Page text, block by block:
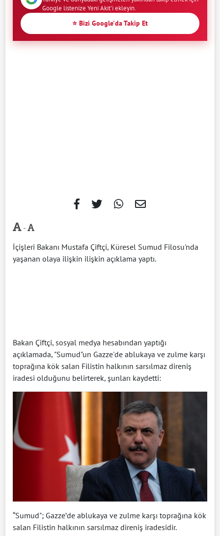
Google listenize Yeni Akit'i ekleyin.
⭐ Bizi Google'da Takip Et
-
İçişleri Bakanı Mustafa Çiftçi, Küresel Sumud Filosu'nda
yaşanan olaya ilişkin ilişkin açıklama yaptı.
Bakan Çiftçi, sosyal medya hesabından yaptığı
açıklamada, "Sumud"un Gazze'de ablukaya ve zulme karşı
toprağına kök salan Filistin halkının sarsılmaz direniş
iradesi olduğunu belirterek, şunları kaydetti:
“Sumud"; Gazze’de ablukaya ve zulme karşı toprağına kök
salan Filistin halkının sarsılmaz direniş iradesidir.